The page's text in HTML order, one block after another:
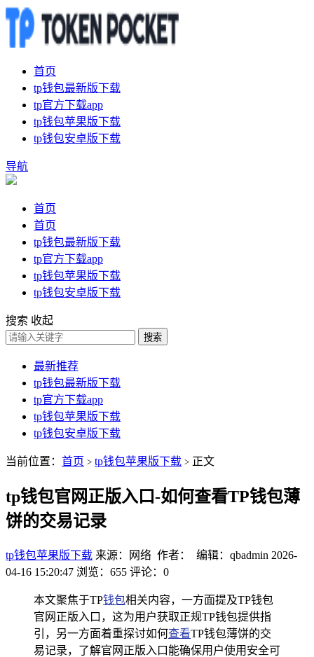
首页
tp钱包最新版下载
tp官方下载app
tp钱包苹果版下载
tp钱包安卓版下载
导航
首页
首页
tp钱包最新版下载
tp官方下载app
tp钱包苹果版下载
tp钱包安卓版下载
搜索 收起
搜索
最新推荐
tp钱包最新版下载
tp官方下载app
tp钱包苹果版下载
tp钱包安卓版下载
当前位置： 首页 > tp钱包苹果版下载 > 正文
tp钱包官网正版入口-如何查看TP钱包薄
饼的交易记录
tp钱包苹果版下载 来源：网络 作者： 编辑：qbadmin 2026-
04-16 15:20:47 浏览：655 评论：0
本文聚焦于TP钱包相关内容，一方面提及TP钱包
官网正版入口，这为用户获取正规TP钱包提供指
引，另一方面着重探讨如何查看TP钱包薄饼的交
易记录，了解官网正版入口能确保用户使用安全可